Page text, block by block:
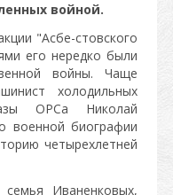
войной.
"Асбе-стовского
его нередко были
войны. Чаще
холодильных
ОРСа Николай
военной биографии
четырехлетней
Иваненковых,